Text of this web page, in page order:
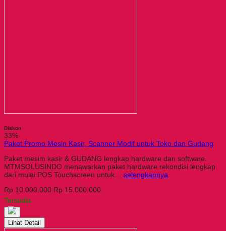
Diskon
33%
Paket Promo Mesin Kasir, Scanner Modif untuk Toko dan Gudang
Paket mesim kasir & GUDANG lengkap hardware dan software.
MTMSOLUSINDO menawarkan paket hardware rekondisi lengkap
dari mulai POS Touchscreen untuk… selengkapnya
Rp 10.000.000 Rp 15.000.000
Tersedia
Lihat Detail